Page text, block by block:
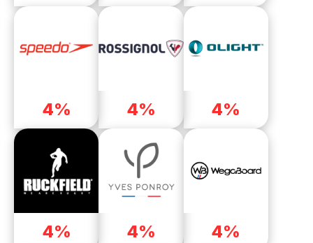
4% 4% 4%
4% 4% 4%